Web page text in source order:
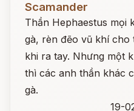
Scamander
Thần Hephaestus mọi
gà, rèn đẽo vũ khí cho
khi ra tay. Nhưng một
thì các anh thần khác
gà.
19-